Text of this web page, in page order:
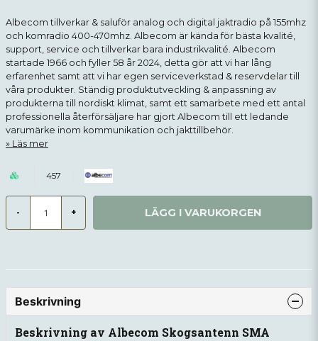
Albecom tillverkar & saluför analog och digital jaktradio på 155mhz
och komradio 400-470mhz. Albecom är kända för bästa kvalité,
support, service och tillverkar bara industrikvalité. Albecom
startade 1966 och fyller 58 år 2024, detta gör att vi har lång
erfarenhet samt att vi har egen serviceverkstad & reservdelar till
våra produkter. Ständig produktutveckling & anpassning av
produkterna till nordiskt klimat, samt ett samarbete med ett antal
professionella återförsäljare har gjort Albecom till ett ledande
varumärke inom kommunikation och jakttillbehör.
Läs mer
457
- + LÄGG I VARUKORGEN
Beskrivning
Beskrivning av Albecom Skogsantenn SMA